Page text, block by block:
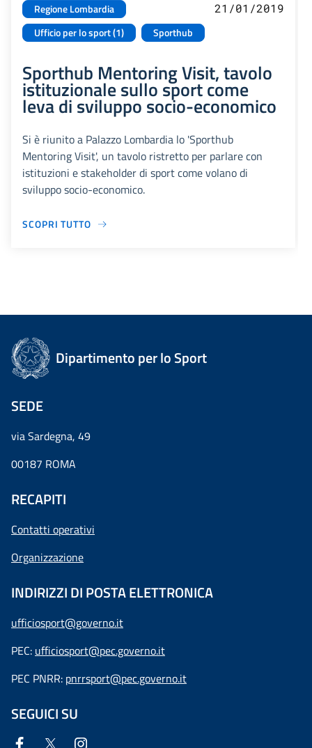
Regione Lombardia
Ufficio per lo sport (1)
Sporthub
21/01/2019
Sporthub Mentoring Visit, tavolo
istituzionale sullo sport come
leva di sviluppo socio-economico
Si è riunito a Palazzo Lombardia lo 'Sporthub
Mentoring Visit', un tavolo ristretto per parlare con
istituzioni e stakeholder di sport come volano di
sviluppo socio-economico.
SCOPRI TUTTO
Dipartimento per lo Sport
SEDE
via Sardegna, 49
00187 ROMA
RECAPITI
Contatti operativi
Organizzazione
INDIRIZZI DI POSTA ELETTRONICA
ufficiosport@governo.it
PEC: ufficiosport@pec.governo.it
PEC PNRR: pnrrsport@pec.governo.it
SEGUICI SU